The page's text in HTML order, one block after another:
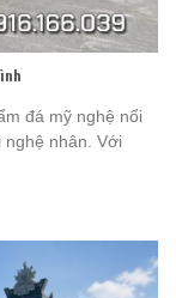
đá mỹ nghệ nổi
nghệ nhân. Với